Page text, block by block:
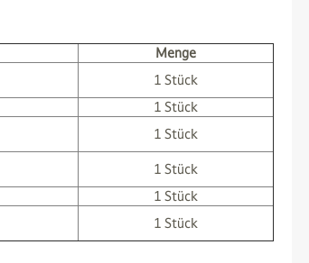
Menge
1 Stück
1 Stück
1 Stück
1 Stück
1 Stück
1 Stück